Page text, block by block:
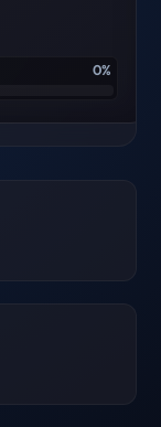
0%